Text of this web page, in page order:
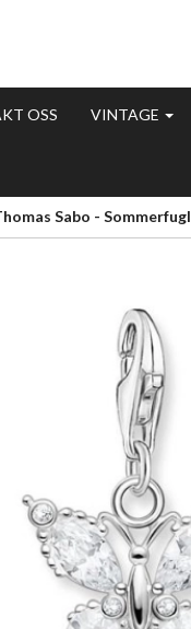
OSS VINTAGE
Sabo - Sommerfugl